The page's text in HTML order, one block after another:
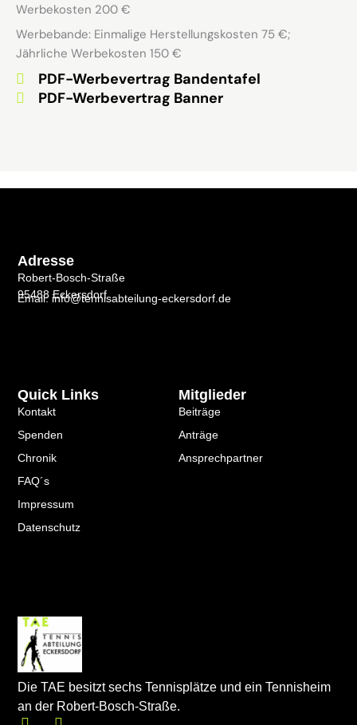
Werbekosten 200 €
Werbebande: Einmalige Herstellungskosten 75 €;
Jährliche Werbekosten 150 €
PDF-Werbevertrag Bandentafel
PDF-Werbevertrag Banner
Die TAE besitzt sechs Tennisplätze und ein Tennisheim
an der Robert-Bosch-Straße.
Mitglieder
Beiträge
Anträge
Ansprechpartner
Quick Links
Kontakt
Spenden
Chronik
FAQ´s
Impressum
Datenschutz
Adresse
Robert-Bosch-Straße
95488 Eckersdorf
Email: info@tennisabteilung-eckersdorf.de